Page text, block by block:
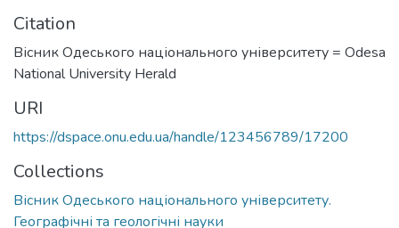
Citation
Вісник Одеського національного університету = Odesa
National University Herald
URI
https://dspace.onu.edu.ua/handle/123456789/17200
Collections
Вісник Одеського національного університету.
Географічні та геологічні науки